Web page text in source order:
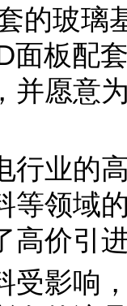
的玻璃
面板配
并愿意
业的高
等领域
高价引
影响，